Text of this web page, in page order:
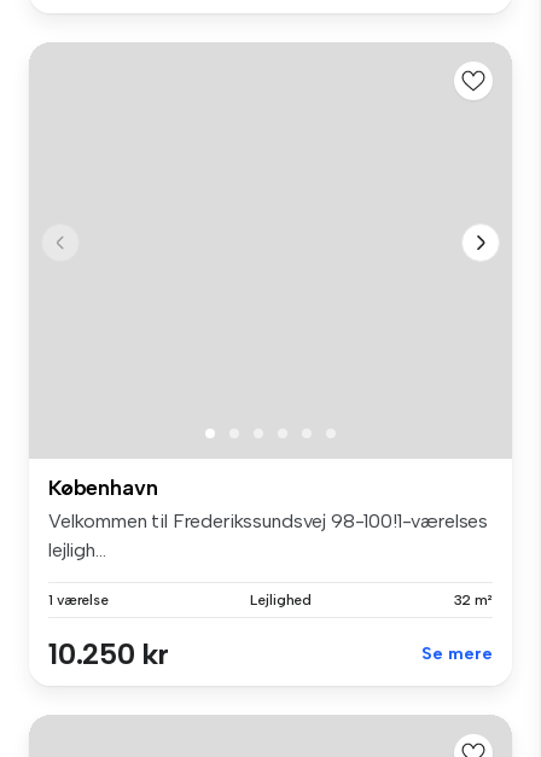
København
Velkommen til Frederikssundsvej 98-100!1-værelses
lejligh...
1 værelse Lejlighed 32 m²
10.250 kr Se mere